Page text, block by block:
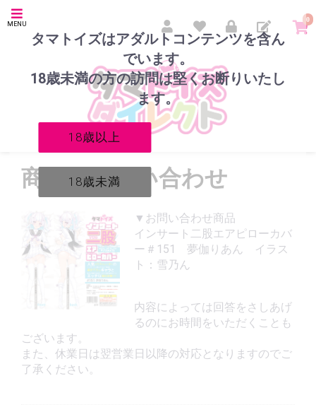
タマトイズはアダルトコンテンツを含ん
でいます。
18歳未満の方の訪問は堅くお断りいたし
ます。
18歳以上
18歳未満
MENU
0
商品のお問い合わせ
▼お問い合わせ商品
インサート二股エアピローカバ
ー＃151 夢伽りあん イラス
ト：雪乃ん
内容によっては回答をさしあげ
るのにお時間をいただくことも
ございます。
また、休業日は翌営業日以降の対応となりますのでご
了承ください。